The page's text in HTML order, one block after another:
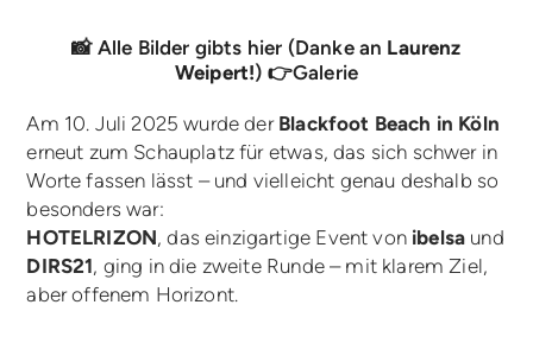
📸 Alle Bilder gibts hier (Danke an Laurenz
Weipert!) 👉Galerie
Am 10. Juli 2025 wurde der Blackfoot Beach in Köln
erneut zum Schauplatz für etwas, das sich schwer in
Worte fassen lässt – und vielleicht genau deshalb so
besonders war:
HOTELRIZON, das einzigartige Event von ibelsa und
DIRS21, ging in die zweite Runde – mit klarem Ziel,
aber offenem Horizont.